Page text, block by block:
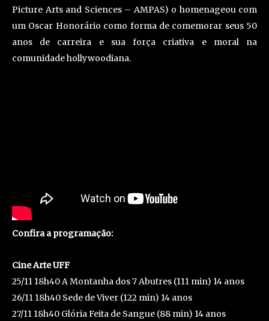
Picture Arts and Sciences – AMPAS) o homenageou com
um Oscar Honorário como forma de comemorar seus 50
anos de carreira e sua força criativa e moral na
comunidade hollywoodiana.
Confira a programação:
Cine Arte UFF
25/11 18h40 A Montanha dos 7 Abutres (111 min) 14 anos
26/11 18h40 Sede de Viver (122 min) 14 anos
27/11 18h40 Glória Feita de Sangue (88 min) 14 anos